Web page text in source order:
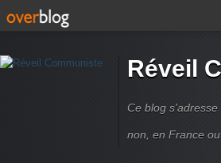
Réveil
Ce blog
non, en France